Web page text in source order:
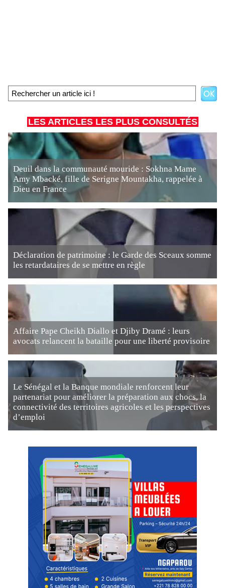
LES ARTICLES LES PLUS CONSULTÉS
Deuil dans la communauté mouride : Sokhna Mame
Amy Mbacké, fille de Serigne Mountakha, rappelée à
Dieu en France
Déclaration de patrimoine : le Garde des Sceaux somme
les retardataires de se mettre en règle
Affaire Pape Cheikh Diallo et Djiby Dramé : leurs
avocats relancent la bataille pour une liberté provisoire
Le Sénégal et la Banque mondiale renforcent leur
partenariat pour améliorer la préparation aux chocs, la
connectivité des territoires agricoles et les perspectives
d’emploi